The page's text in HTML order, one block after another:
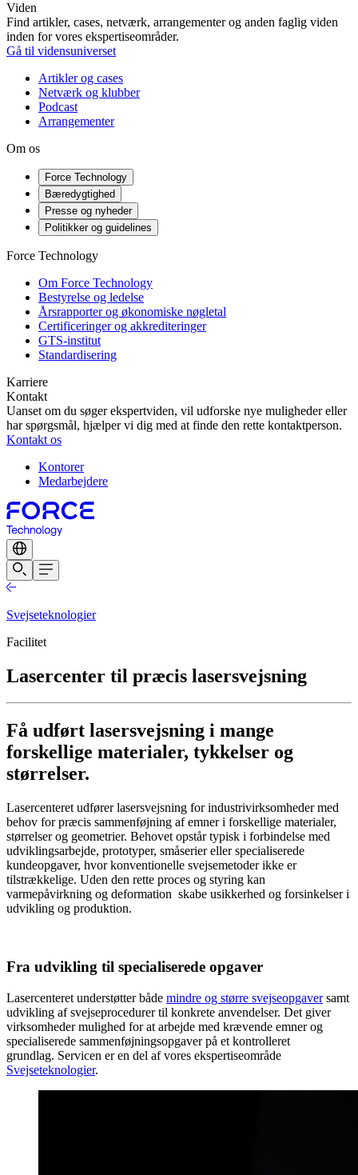
Viden
Find artikler, cases, netværk, arrangementer og anden faglig viden
inden for vores ekspertiseområder.
Gå til vidensuniverset
Artikler og cases
Netværk og klubber
Podcast
Arrangementer
Om os
Force Technology
Bæredygtighed
Presse og nyheder
Politikker og guidelines
Force Technology
Om Force Technology
Bestyrelse og ledelse
Årsrapporter og økonomiske nøgletal
Certificeringer og akkrediteringer
GTS-institut
Standardisering
Karriere
Kontakt
Uanset om du søger ekspertviden, vil udforske nye muligheder eller
har spørgsmål, hjælper vi dig med at finde den rette kontaktperson.
Kontakt os
Kontorer
Medarbejdere
Svejseteknologier
Facilitet
Lasercenter til præcis lasersvejsning
Få udført lasersvejsning i mange
forskellige materialer, tykkelser og
størrelser.
Lasercenteret udfører lasersvejsning for industrivirksomheder med
behov for præcis sammenføjning af emner i forskellige materialer,
størrelser og geometrier. Behovet opstår typisk i forbindelse med
udviklingsarbejde, prototyper, småserier eller specialiserede
kundeopgaver, hvor konventionelle svejsemetoder ikke er
tilstrækkelige. Uden den rette proces og styring kan
varmepåvirkning og deformation skabe usikkerhed og forsinkelser i
udvikling og produktion.
Fra udvikling til specialiserede opgaver
Lasercenteret understøtter både mindre og større svejseopgaversamt
udvikling af svejseprocedurer til konkrete anvendelser. Det giver
virksomheder mulighed for at arbejde med krævende emner og
specialiserede sammenføjningsopgaver på et kontrolleret
grundlag. Servicen er en del af vores ekspertiseområde
Svejseteknologier.